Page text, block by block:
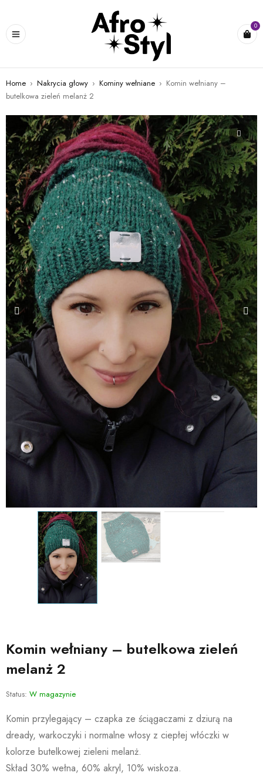
0
Home › Nakrycia głowy › Kominy wełniane › Komin wełniany –
butelkowa zieleń melanż 2
Komin wełniany – butelkowa zieleń
melanż 2
Status: W magazynie
Komin przylegający – czapka ze ściągaczami z dziurą na
dready, warkoczyki i normalne włosy z ciepłej włóczki w
kolorze butelkowej zieleni melanż.
Skład 30% wełna, 60% akryl, 10% wiskoza.